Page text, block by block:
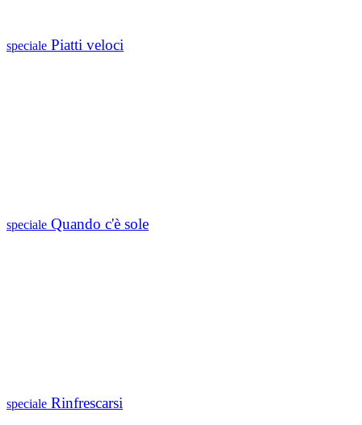
speciale Piatti veloci
speciale Quando c'è sole
speciale Rinfrescarsi